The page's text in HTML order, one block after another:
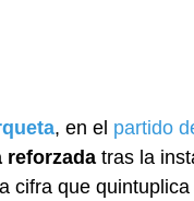
, en el partido
reforzada tras la
cifra que